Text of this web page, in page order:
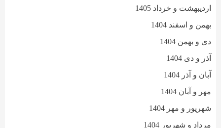
اردیبهشت و خرداد 1405
بهمن و اسفند 1404
دی و بهمن 1404
آذر و دی 1404
آبان و آذر 1404
مهر و آبان 1404
شهریور و مهر 1404
مرداد و شهریور 1404